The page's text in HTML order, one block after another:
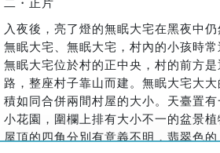
以鉤沉無法被宏大敘事所框定，也無法
動愛慾。回首的人念茲在茲，難以在檔
相，必須追蹤至青春肉身的熱情與躁動
刻，也始終在一眾輕狂少年無望地迫
──謝曉虹（作家、香港浸會大學人文
推薦序 長居地下的幽魂 韓麗珠（作
七‧後山
八‧信件
後記
附錄
入夜後，亮了燈的無眠大宅在黑夜中仍
無眠大宅、無眠大宅，村內的小孩時常
無眠大宅位於村的正中央，村的前方
路，整座村子靠山而建。無眠大宅大
積如同合併兩間村屋的大小。天臺置
小花園，圍欄上排有大小不一的盆景植
屋頂的四角分別有意義不明，翡翠色的